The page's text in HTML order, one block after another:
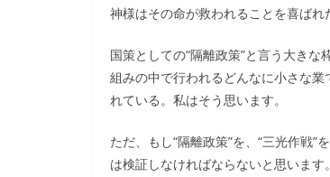
神様はその命が救われることを喜ばれ
国策としての“隔離政策”と言う大き
組みの中で行われるどんなに小さな
れている。私はそう思います。
ただ、もし“隔離政策”を、“三光作戦
は検証しなければならないと思いま